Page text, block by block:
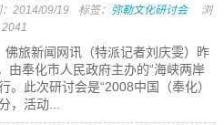
2014/09/19 标签： 弥勒文化研讨会
浏
2041
闻网讯（特派记者刘庆雯）昨
由奉化市人民政府主办的“海峡两岸
。此次研讨会是“2008中国（奉化）
，活动...